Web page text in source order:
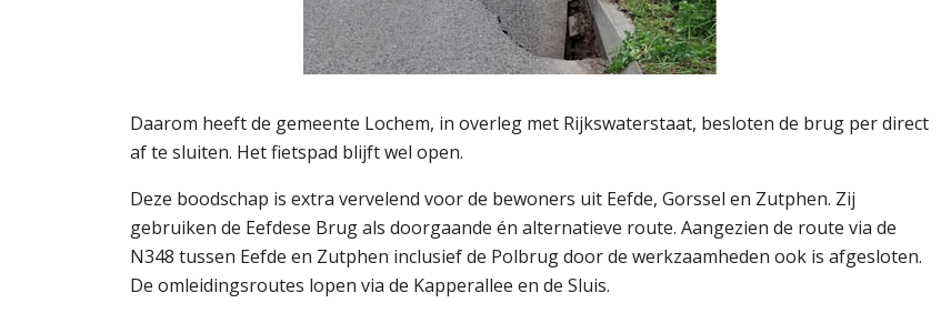
Daarom heeft de gemeente Lochem, in overleg met Rijkswaterstaat, besloten de brug per direct
af te sluiten. Het fietspad blijft wel open.
Deze boodschap is extra vervelend voor de bewoners uit Eefde, Gorssel en Zutphen. Zij
gebruiken de Eefdese Brug als doorgaande én alternatieve route. Aangezien de route via de
N348 tussen Eefde en Zutphen inclusief de Polbrug door de werkzaamheden ook is afgesloten.
De omleidingsroutes lopen via de Kapperallee en de Sluis.